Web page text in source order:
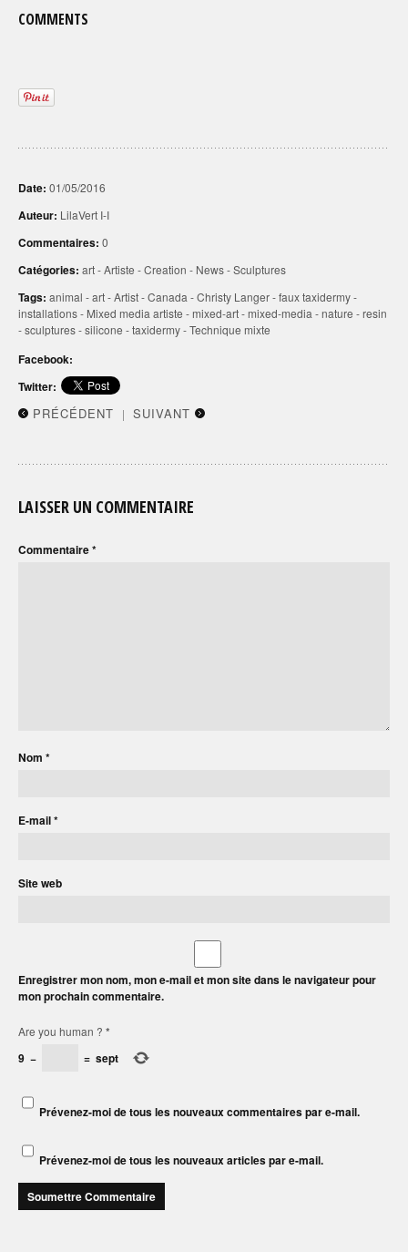
COMMENTS
Date: 01/05/2016
Auteur: LilaVert I-I
Commentaires: 0
Catégories: art-Artiste -Creation - News-Sculptures
Tags: animal -art-Artist-Canada -Christy Langer-faux taxidermy-
installations- Mixed media artiste -mixed-art-mixed-media -nature -resin
-sculptures-silicone -taxidermy-Technique mixte
Facebook:
Twitter:
PRÉCÉDENT | SUIVANT
LAISSER UN COMMENTAIRE
Commentaire*
Nom *
E-mail*
Site web
Enregistrer mon nom, mon e-mail et mon site dans le navigateur pour
mon prochain commentaire.
Are you human ? *
9 − = sept
Prévenez-moi de tous les nouveaux commentaires par e-mail.
Prévenez-moi de tous les nouveaux articles par e-mail.